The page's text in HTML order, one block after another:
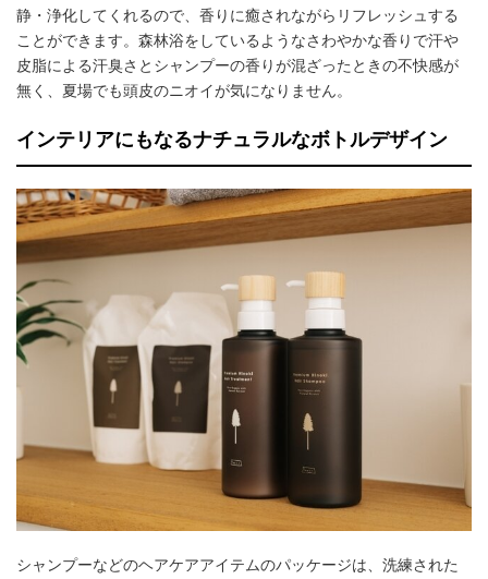
静・浄化してくれるので、香りに癒されながらリフレッシュする
ことができます。森林浴をしているようなさわやかな香りで汗や
皮脂による汗臭さとシャンプーの香りが混ざったときの不快感が
無く、夏場でも頭皮のニオイが気になりません。
インテリアにもなるナチュラルなボトルデザイン
シャンプーなどのヘアケアアイテムのパッケージは、洗練された